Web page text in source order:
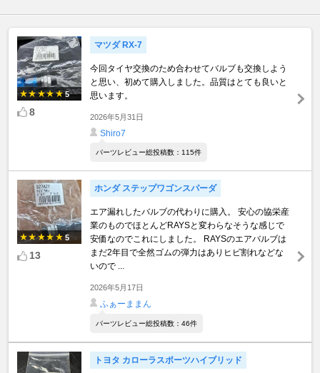
5
8
マツダ RX-7
今回タイヤ交換のため合わせてバルブも交換しよう
と思い、初めて購入しました。品質はとても良いと
思います。
2026年5月31日
Shiro7
パーツレビュー総投稿数：115件
5
13
ホンダ ステップワゴンスパーダ
エア漏れしたバルブの代わりに購入。 安心の協栄産
業のものでほとんどRAYSと変わらなそうな感じで
安価なのでこれにしました。 RAYSのエアバルブは
まだ2年目で全然ゴムの弾力はありヒビ割れなどな
いので ...
2026年5月17日
ふぁーままん
パーツレビュー総投稿数：46件
トヨタ カローラスポーツハイブリッド